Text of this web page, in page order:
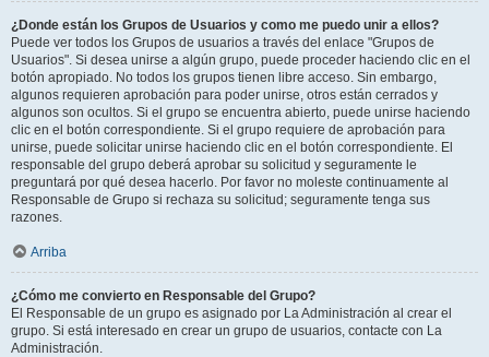
¿Donde están los Grupos de Usuarios y como me puedo unir a ellos?
Puede ver todos los Grupos de usuarios a través del enlace "Grupos de
Usuarios". Si desea unirse a algún grupo, puede proceder haciendo clic en el
botón apropiado. No todos los grupos tienen libre acceso. Sin embargo,
algunos requieren aprobación para poder unirse, otros están cerrados y
algunos son ocultos. Si el grupo se encuentra abierto, puede unirse haciendo
clic en el botón correspondiente. Si el grupo requiere de aprobación para
unirse, puede solicitar unirse haciendo clic en el botón correspondiente. El
responsable del grupo deberá aprobar su solicitud y seguramente le
preguntará por qué desea hacerlo. Por favor no moleste continuamente al
Responsable de Grupo si rechaza su solicitud; seguramente tenga sus
razones.
Arriba
¿Cómo me convierto en Responsable del Grupo?
El Responsable de un grupo es asignado por La Administración al crear el
grupo. Si está interesado en crear un grupo de usuarios, contacte con La
Administración.